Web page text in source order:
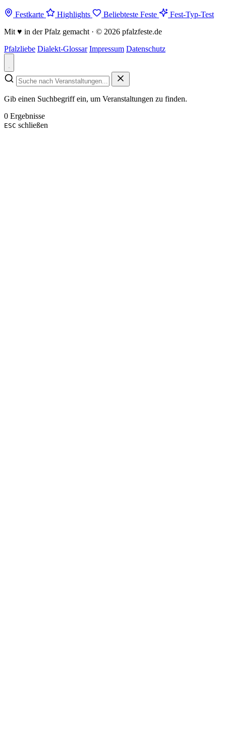
Festkarte Highlights Beliebteste Feste
Fest-Typ-Test
Mit ♥ in der Pfalz gemacht · © 2026 pfalzfeste.de
Pfalzliebe Dialekt-Glossar Impressum Datenschutz
Gib einen Suchbegriff ein, um Veranstaltungen zu finden.
0 Ergebnisse
ESC schließen